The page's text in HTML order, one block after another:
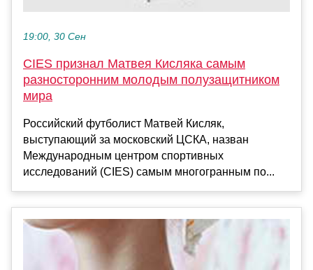
19:00, 30 Сен
CIES признал Матвея Кисляка самым
разносторонним молодым полузащитником
мира
Российский футболист Матвей Кисляк,
выступающий за московский ЦСКА, назван
Международным центром спортивных
исследований (CIES) самым многогранным по...